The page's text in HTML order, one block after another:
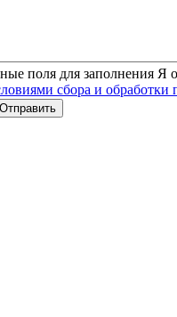
поля для заполнения Я
сбора и обработки
Отправить